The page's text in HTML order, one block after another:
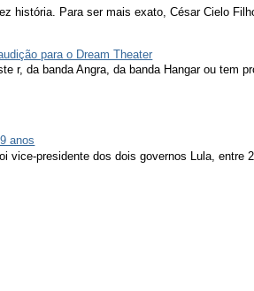
história. Para ser mais exato, César Cielo
para o Dream Theater
r, da banda Angra, da banda Hangar ou tem
anos
vice-presidente dos dois governos Lula, entre